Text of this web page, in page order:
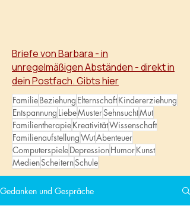
wachsen.
Briefe von Barbara - in
unregelmäßigen Abständen - direkt in
dein Postfach. Gibts hier
FamilieBeziehung ElternschaftKindererziehung
Entspannung LiebeMusterSehnsuchtMut
FamilientherapieKreativitätWissenschaft
FamilienaufstellungWutAbenteuer
ComputerspieleDepressionHumorKunst
MedienScheiternSchule
Gedanken und Gespräche